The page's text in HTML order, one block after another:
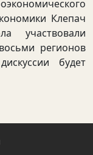
Клепач
участвовали
регионов
будет